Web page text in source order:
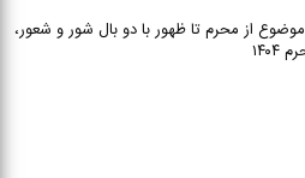
از محرم تا ظهور با دو بال شور و شعور،